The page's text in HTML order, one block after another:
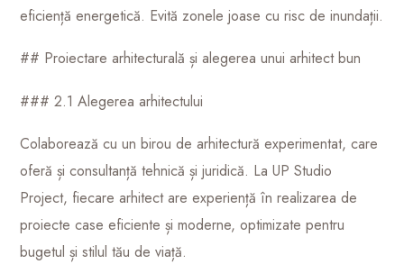
eficiență energetică. Evită zonele joase cu risc de inundații.
## Proiectare arhitecturală și alegerea unui arhitect bun
### 2.1 Alegerea arhitectului
Colaborează cu un birou de arhitectură experimentat, care
oferă și consultanță tehnică și juridică. La UP Studio
Project, fiecare arhitect are experiență în realizarea de
proiecte case eficiente și moderne, optimizate pentru
bugetul și stilul tău de viață.